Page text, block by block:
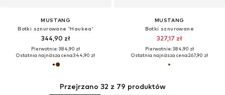
MUSTANG
Botki sznurowane 'Haukea'
344,90 zł
Pierwotnie: 384,90 zł
Ostatnia najniższa cena:344,90 zł
MUSTANG
Botki sznurowane
327,17 zł
Pierwotnie: 384,90 zł
Ostatnia najniższa cena:267,90 zł
Przejrzano 32 z 79 produktów